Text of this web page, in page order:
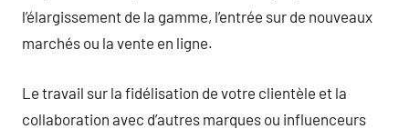
l’élargissement de la gamme, l’entrée sur de nouveaux
marchés ou la vente en ligne.
Le travail sur la fidélisation de votre clientèle et la
collaboration avec d’autres marques ou influenceurs